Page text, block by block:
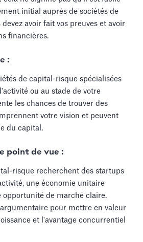
initial auprès de sociétés de
avoir fait vos preuves et avoir
financières.
:
de capital-risque spécialisées
ou au stade de votre
les chances de trouver des
votre vision et peuvent
du capital.
point de vue :
risque recherchent des startups
une économie unitaire
opportunité de marché claire.
argumentaire pour mettre en valeur
et l'avantage concurrentiel